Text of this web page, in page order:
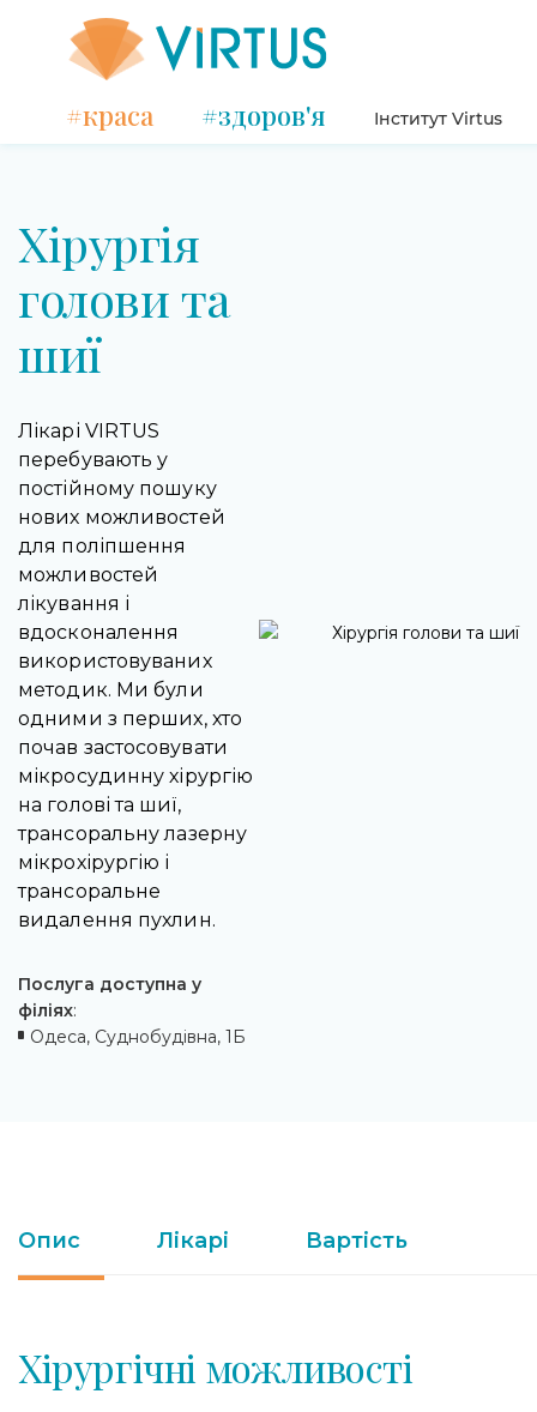
#краса #здоров'я Інститут Virtus
Хірургія
голови та
шиї
Лікарі VIRTUS
перебувають у
постійному пошуку
нових можливостей
для поліпшення
можливостей
лікування і
вдосконалення
використовуваних
методик. Ми були
одними з перших, хто
почав застосовувати
мікросудинну хірургію
на голові та шиї,
трансоральну лазерну
мікрохірургію і
трансоральне
видалення пухлин.
Послуга доступна у
філіях:
Одеса, Суднобудівна, 1Б
Опис Лікарі Вартість
Хірургічні можливості